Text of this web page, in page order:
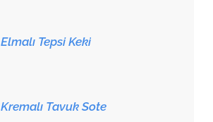
Elmalı Tepsi Keki
Kremalı Tavuk Sote